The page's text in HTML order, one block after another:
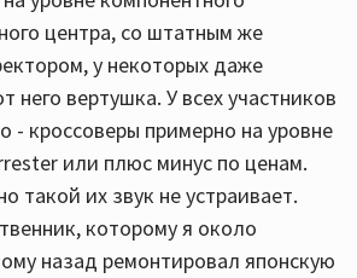
центра, со штатным же
у некоторых даже
него вертушка. У всех участников
- кроссоверы примерно на уровне
или плюс минус по ценам.
такой их звук не устраивает.
которому я около
назад ремонтировал японскую